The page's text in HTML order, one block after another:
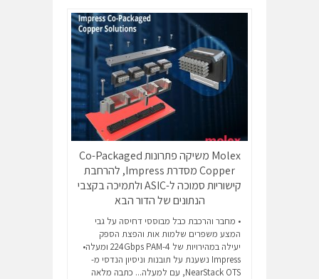
Molex משיקה פתרונות Co-Packaged
Copper מסדרת Impress, להרחבת
קישוריות סמוכה ל-ASIC ולתמיכה בקצבי
הנתונים של הדור הבא
• מחבר והרכבת כבל מבוססי דחיסה על גבי
המצע משפרים שלמות אות והפצת הספק
יעילה במהירויות של ‎224Gbps PAM-4‎ ומעלה•
Impress נשענת על תובנות וניסיון הנדסי מ-
NearStack OTS, עם למעלה...
כתבה מלאה